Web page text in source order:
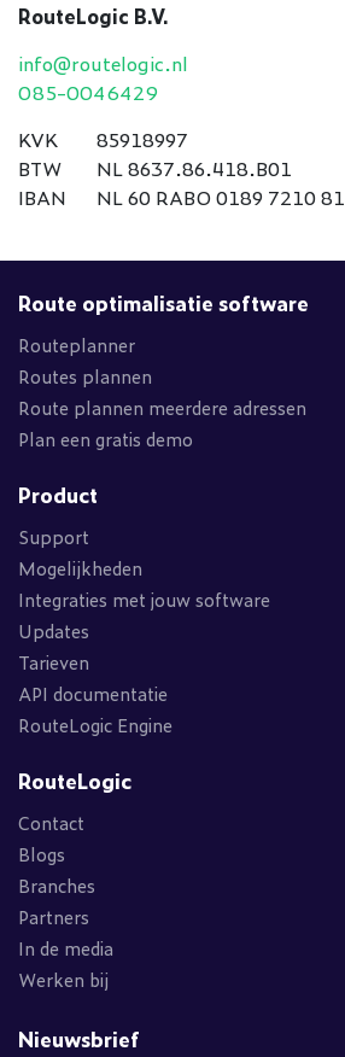
RouteLogic B.V.
info@routelogic.nl
085-0046429
KVK
85918997
BTW
NL 8637.86.418.B01
IBAN
NL 60 RABO 0189 7210 81
Route optimalisatie software
Routeplanner
Routes plannen
Route plannen meerdere adressen
Plan een gratis demo
Product
Support
Mogelijkheden
Integraties met jouw software
Updates
Tarieven
API documentatie
RouteLogic Engine
RouteLogic
Contact
Blogs
Branches
Partners
In de media
Werken bij
Nieuwsbrief